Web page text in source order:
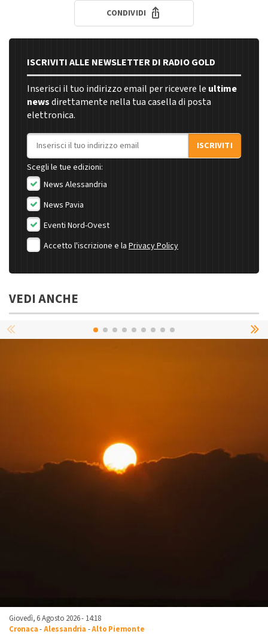
CONDIVIDI
ISCRIVITI ALLE NEWSLETTER DI RADIO GOLD
Inserisci il tuo indirizzo email per ricevere le ultime
newsdirettamente nella tua casella di posta
elettronica.
Indirizzo email
ISCRIVITI
Scegli le tue edizioni:
News Alessandria
News Pavia
Eventi Nord-Ovest
Accetto l'iscrizione e la Privacy Policy
VEDI ANCHE
Giovedì, 6 Agosto 2026 - 14:18
Cronaca-Alessandria -Alto Piemonte